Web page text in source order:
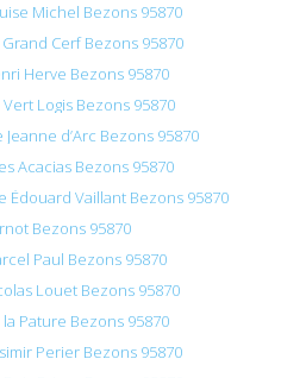
Michel Bezons 95870
Cerf Bezons 95870
Herve Bezons 95870
Logis Bezons 95870
d’Arc Bezons 95870
Acacias Bezons 95870
Édouard Vaillant Bezons 95870
Bezons 95870
Paul Bezons 95870
Louet Bezons 95870
Pature Bezons 95870
Perier Bezons 95870